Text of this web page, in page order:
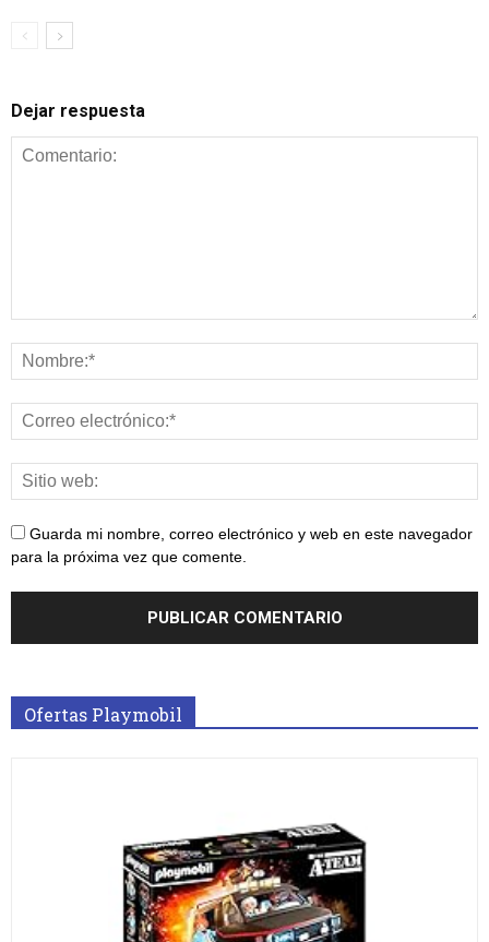
Dejar respuesta
Guarda mi nombre, correo electrónico y web en este navegador
para la próxima vez que comente.
Ofertas Playmobil